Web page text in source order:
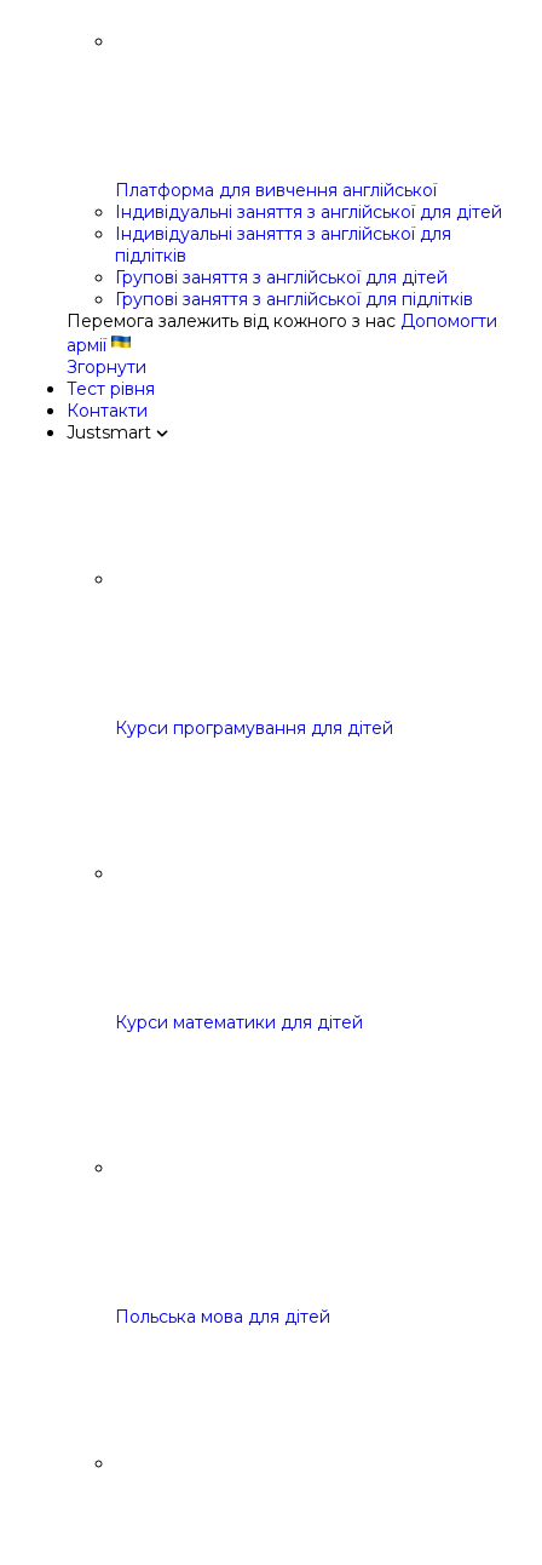
Платформа для вивчення англійської
Індивідуальні заняття з англійської для дітей
Індивідуальні заняття з англійської для
підлітків
Групові заняття з англійської для дітей
Групові заняття з англійської для підлітків
Перемога залежить від кожного з нас Допомогти
армії
Згорнути
Тест рівня
Контакти
Justsmart
Курси програмування для дітей
Курси математики для дітей
Польська мова для дітей